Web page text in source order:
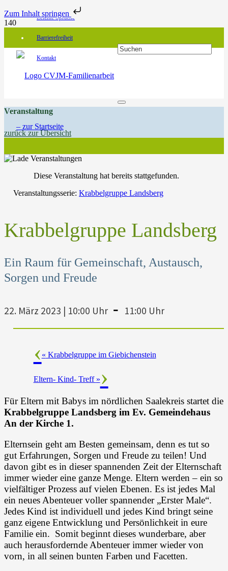
Zum Inhalt springen
Leichte Sprache
Barrierefreiheit
Kontakt
Veranstaltung
zurück zur Übersicht
Diese Veranstaltung hat bereits stattgefunden.
Veranstaltungsserie: Krabbelgruppe Landsberg
Krabbelgruppe Landsberg
Ein Raum für Gemeinschaft, Austausch,
Sorgen und Freude
22. März 2023 | 10:00 Uhr - 11:00 Uhr
« Krabbelgruppe im Giebichenstein
Eltern- Kind- Treff »
Für Eltern mit Babys im nördlichen Saalekreis startet die
Krabbelgruppe Landsberg im Ev. Gemeindehaus
An der Kirche 1.
Elternsein geht am Besten gemeinsam, denn es tut so
gut Erfahrungen, Sorgen und Freude zu teilen! Und
davon gibt es in dieser spannenden Zeit der Elternschaft
immer wieder eine ganze Menge. Eltern werden – ein so
vielfältiger Prozess auf vielen Ebenen. Es ist jedes Mal
ein neues Abenteuer voller spannender „Erster Male“.
Jedes Kind ist individuell und jedes Kind bringt seine
ganz eigene Entwicklung und Persönlichkeit in eure
Familie ein. Somit beginnt dieses wunderbare, aber
auch herausfordernde Abenteuer immer wieder von
vorn, in all seinen bunten Farben und Facetten.